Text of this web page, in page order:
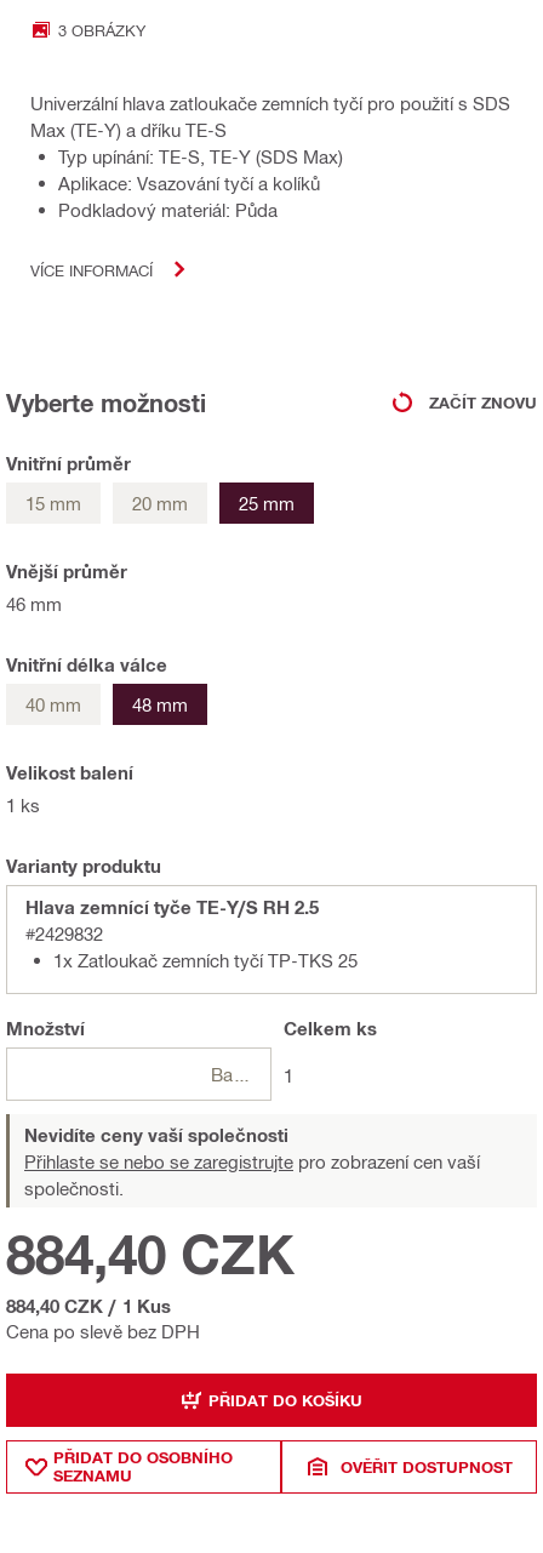
3 OBRÁZKY
Univerzální hlava zatloukače zemních tyčí pro použití s SDS
Max (TE-Y) a dříku TE-S
Typ upínání: TE-S, TE-Y (SDS Max)
Aplikace: Vsazování tyčí a kolíků
Podkladový materiál: Půda
VÍCE INFORMACÍ
Vyberte možnosti ZAČÍT ZNOVU
Vnitřní průměr
15 mm
20 mm 25 mm
Vnější průměr
46 mm
Vnitřní délka válce
40 mm
48 mm
Velikost balení
1 ks
Varianty produktu
Hlava zemnící tyče TE-Y/S RH 2.5
#2429832
1x Zatloukač zemních tyčí TP-TKS 25
Množství Celkem ks
1
Nevidíte ceny vaší společnosti
Přihlaste se nebo se zaregistrujte pro zobrazení cen vaší
společnosti.
Cena po slevě bez DPH
884,40 CZK
884,40 CZK / 1 Kus
PŘIDAT DO KOŠÍKU
PŘIDAT DO OSOBNÍHO
SEZNAMU
OVĚŘIT DOSTUPNOST